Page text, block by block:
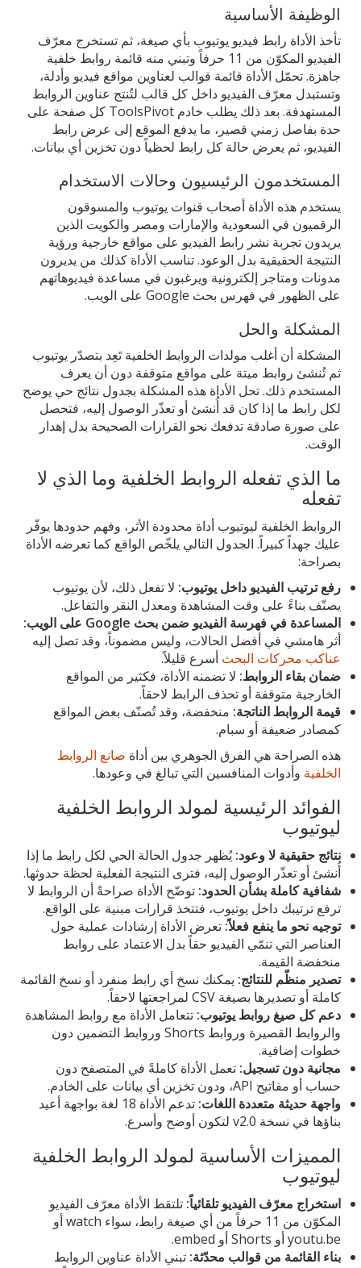
الوظيفة الأساسية
تأخذ الأداة رابط فيديو يوتيوب بأي صيغة، ثم تستخرج معرّف
الفيديو المكوّن من 11 حرفاً وتبني منه قائمة روابط خلفية
جاهزة. تحمّل الأداة قائمة قوالب لعناوين مواقع فيديو وأدلة،
وتستبدل معرّف الفيديو داخل كل قالب لتُنتج عناوين الروابط
المستهدفة. بعد ذلك يطلب خادم ToolsPivot كل صفحة على
حدة بفاصل زمني قصير، ما يدفع الموقع إلى عرض رابط
الفيديو، ثم يعرض حالة كل رابط لحظياً دون تخزين أي بيانات.
المستخدمون الرئيسيون وحالات الاستخدام
يستخدم هذه الأداة أصحاب قنوات يوتيوب والمسوقون
الرقميون في السعودية والإمارات ومصر والكويت الذين
يريدون تجربة نشر رابط الفيديو على مواقع خارجية ورؤية
النتيجة الحقيقية بدل الوعود. تناسب الأداة كذلك من يديرون
مدونات ومتاجر إلكترونية ويرغبون في مساعدة فيديوهاتهم
على الظهور في فهرس بحث Google على الويب.
المشكلة والحل
المشكلة أن أغلب مولدات الروابط الخلفية تَعِد بتصدّر يوتيوب
ثم تُنشئ روابط ميتة على مواقع متوقفة دون أن يعرف
المستخدم ذلك. تحل الأداة هذه المشكلة بجدول نتائج حي يوضح
لكل رابط ما إذا كان قد أُنشئ أو تعذّر الوصول إليه، فتحصل
على صورة صادقة تدفعك نحو القرارات الصحيحة بدل إهدار
الوقت.
ما الذي تفعله الروابط الخلفية وما الذي لا
تفعله
الروابط الخلفية ليوتيوب أداة محدودة الأثر، وفهم حدودها يوفّر
عليك جهداً كبيراً. الجدول التالي يلخّص الواقع كما تعرضه الأداة
بصراحة:
رفع ترتيب الفيديو داخل يوتيوب: لا تفعل ذلك، لأن يوتيوب
يصنّف بناءً على وقت المشاهدة ومعدل النقر والتفاعل.
المساعدة في فهرسة الفيديو ضمن بحث Google على الويب:
أثر هامشي في أفضل الحالات، وليس مضموناً، وقد تصل إليه
عناكب محركات البحث أسرع قليلاً.
ضمان بقاء الروابط: لا تضمنه الأداة، فكثير من المواقع
الخارجية متوقفة أو تحذف الرابط لاحقاً.
قيمة الروابط الناتجة: منخفضة، وقد تُصنّف بعض المواقع
كمصادر ضعيفة أو سبام.
هذه الصراحة هي الفرق الجوهري بين أداة صانع الروابط
الخلفية وأدوات المنافسين التي تبالغ في وعودها.
الفوائد الرئيسية لمولد الروابط الخلفية
ليوتيوب
نتائج حقيقية لا وعود:يُظهر جدول الحالة الحي لكل رابط ما إذا
أُنشئ أو تعذّر الوصول إليه، فترى النتيجة الفعلية لحظة حدوثها.
شفافية كاملة بشأن الحدود: توضّح الأداة صراحةً أن الروابط لا
ترفع ترتيبك داخل يوتيوب، فتتخذ قرارات مبنية على الواقع.
توجيه نحو ما ينفع فعلاً: تعرض الأداة إرشادات عملية حول
العناصر التي تنمّي الفيديو حقاً بدل الاعتماد على روابط
منخفضة القيمة.
تصدير منظّم للنتائج: يمكنك نسخ أي رابط منفرد أو نسخ القائمة
كاملة أو تصديرها بصيغة CSV لمراجعتها لاحقاً.
دعم كل صيغ روابط يوتيوب: تتعامل الأداة مع روابط المشاهدة
والروابط القصيرة وروابط Shorts وروابط التضمين دون
خطوات إضافية.
مجانية دون تسجيل: تعمل الأداة كاملةً في المتصفح دون
حساب أو مفاتيح API، ودون تخزين أي بيانات على الخادم.
واجهة حديثة متعددة اللغات:
تدعم الأداة 18 لغة بواجهة أعيد
بناؤها في نسخة v2.0 لتكون أوضح وأسرع.
المميزات الأساسية لمولد الروابط الخلفية
ليوتيوب
استخراج معرّف الفيديو تلقائياً: تلتقط الأداة معرّف الفيديو
المكوّن من 11 حرفاً من أي صيغة رابط، سواء watch أو
youtu.be أو Shorts أو embed.
بناء القائمة من قوالب محدّثة: تبني الأداة عناوين الروابط